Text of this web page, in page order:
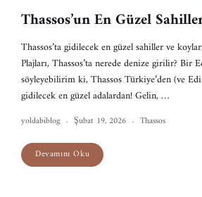
Thassos’un En Güzel
Thassos’ta gidilecek en güzel sahiller ve
Plajları, Thassos’ta nerede denize girilir? Bir
söyleyebilirim ki, Thassos Türkiye’den (ve
gidilecek en güzel adalardan! Gelin, …
yoldabiblog Şubat 19, 2026 Thassos
Devamını Oku